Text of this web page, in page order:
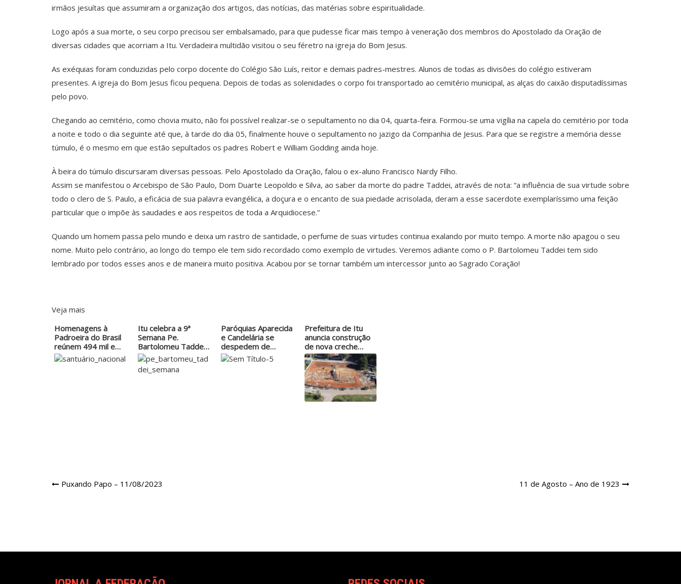
irmãos jesuítas que assumiram a organização dos artigos, das notícias, das matérias sobre espiritualidade.
Logo após a sua morte, o seu corpo precisou ser embalsamado, para que pudesse ficar mais tempo à veneração dos membros do Apostolado da Oração de
diversas cidades que acorriam a Itu. Verdadeira multidão visitou o seu féretro na igreja do Bom Jesus.
As exéquias foram conduzidas pelo corpo docente do Colégio São Luís, reitor e demais padres-mestres. Alunos de todas as divisões do colégio estiveram
presentes. A igreja do Bom Jesus ficou pequena. Depois de todas as solenidades o corpo foi transportado ao cemitério municipal, as alças do caixão disputadíssimas
pelo povo.
Chegando ao cemitério, como chovia muito, não foi possível realizar-se o sepultamento no dia 04, quarta-feira. Formou-se uma vigília na capela do cemitério por toda
a noite e todo o dia seguinte até que, à tarde do dia 05, finalmente houve o sepultamento no jazigo da Companhia de Jesus. Para que se registre a memória desse
túmulo, é o mesmo em que estão sepultados os padres Robert e William Godding ainda hoje.
À beira do túmulo discursaram diversas pessoas. Pelo Apostolado da Oração, falou o ex-aluno Francisco Nardy Filho.
Assim se manifestou o Arcebispo de São Paulo, Dom Duarte Leopoldo e Silva, ao saber da morte do padre Taddei, através de nota: “a influência de sua virtude sobre
todo o clero de S. Paulo, a eficácia de sua palavra evangélica, a doçura e o encanto de sua piedade acrisolada, deram a esse sacerdote exemplaríssimo uma feição
particular que o impõe às saudades e aos respeitos de toda a Arquidiocese.”
Quando um homem passa pelo mundo e deixa um rastro de santidade, o perfume de suas virtudes continua exalando por muito tempo. A morte não apagou o seu
nome. Muito pelo contrário, ao longo do tempo ele tem sido recordado como exemplo de virtudes. Veremos adiante como o P. Bartolomeu Taddei tem sido
lembrado por todos esses anos e de maneira muito positiva. Acabou por se tornar também um intercessor junto ao Sagrado Coração!
Veja mais
Homenagens à
Padroeira do Brasil
reúnem 494 mil em
Aparecida
Itu celebra a 9ª
Semana Pe.
Bartolomeu Taddei
com…
Paróquias Aparecida
e Candelária se
despedem de…
Prefeitura de Itu
anuncia construção
de nova creche…
Navegação
Puxando Papo – 11/08/2023 11 de Agosto – Ano de 1923